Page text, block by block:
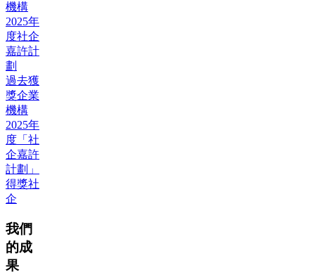
機構
2025年
度社企
嘉許計
劃
過去獲
獎企業
機構
2025年
度「社
企嘉許
計劃」
得獎社
企
我們
的成
果